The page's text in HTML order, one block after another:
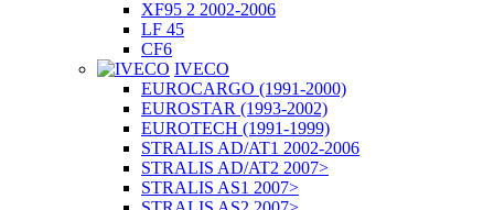
XF95 2 2002-2006
LF 45
CF6
IVECO
EUROCARGO (1991-2000)
EUROSTAR (1993-2002)
EUROTECH (1991-1999)
STRALIS AD/AT1 2002-2006
STRALIS AD/AT2 2007>
STRALIS AS1 2007>